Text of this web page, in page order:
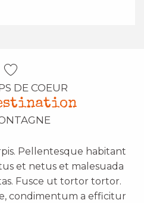
DE COEUR
Pellentesque habitant
et netus et malesuada
Fusce ut tortor tortor.
condimentum a efficitur